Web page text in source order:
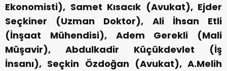
Ekonomisti), Samet Kısacık (Avukat), Ejder
Seçkiner (Uzman Doktor), Ali İhsan Etli
(İnşaat Mühendisi), Adem Gerekli (Mali
Müşavir), Abdulkadir Küçükdevlet (İş
İnsanı), Seçkin Özdoğan (Avukat), A.Melih